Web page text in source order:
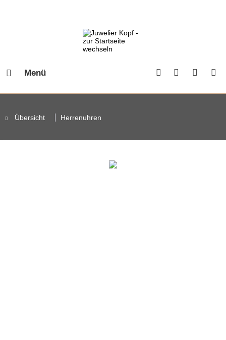
Menü
Übersicht Herrenuhren